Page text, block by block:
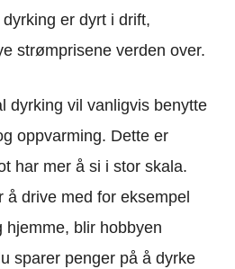
er dyrt i drift,
strømprisene verden over.
dyrking vil vanligvis benytte
oppvarming. Dette er
har mer å si i stor skala.
å drive med for eksempel
hjemme, blir hobbyen
sparer penger på å dyrke